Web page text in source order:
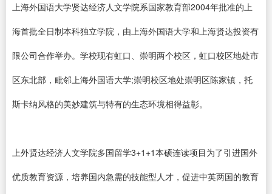
上海外国语大学贤达经济人文学院系国家教育部2004年批准的上
海首批全日制本科独立学院，由上海外国语大学和上海贤达投资有
限公司合作举办。学校现有虹口、崇明两个校区，虹口校区地处市
区东北部，毗邻上海外国语大学;崇明校区地处崇明区陈家镇，托
斯卡纳风格的美妙建筑与特有的生态环境相得益彰。
上外贤达经济人文学院多国留学3+1+1本硕连读项目为了引进国外
优质教育资源，培养国内急需的技能型人才，促进中英两国的教育